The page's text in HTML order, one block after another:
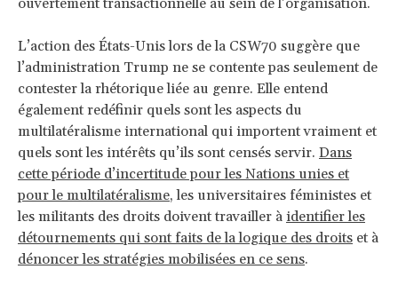
L’action des États-Unis lors de la CSW70 suggère que
l’administration Trump ne se contente pas seulement de
contester la rhétorique liée au genre. Elle entend
également redéfinir quels sont les aspects du
multilatéralisme international qui importent vraiment et
quels sont les intérêts qu’ils sont censés servir. Dans
cette période d’incertitude pour les Nations unies et
pour le multilatéralisme, les universitaires féministes et
les militants des droits doivent travailler à identifier les
détournements qui sont faits de la logique des droits et à
dénoncer les stratégies mobilisées en ce sens.